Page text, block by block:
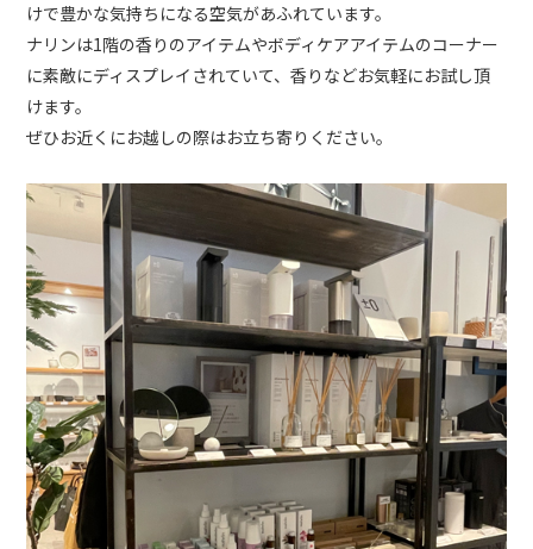
けで豊かな気持ちになる空気があふれています。
ナリンは1階の香りのアイテムやボディケアアイテムのコーナー
に素敵にディスプレイされていて、香りなどお気軽にお試し頂
けます。
ぜひお近くにお越しの際はお立ち寄りください。